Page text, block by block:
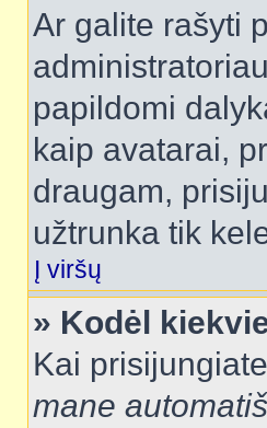
Ar galite rašyti
papildomi
kaip avatarai,
draugam,
užtrunka tik
Į viršų
» Kodėl
Kai
mane